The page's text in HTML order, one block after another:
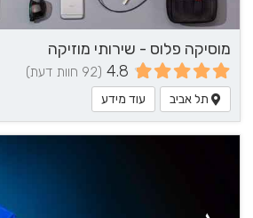
מוסיקה פלוס - שירותי מוזיקה
4.8 (92 חוות דעת)
תל אביב עוד מידע